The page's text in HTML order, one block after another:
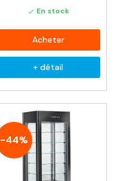
 En stock
Acheter
+ détail
-44%